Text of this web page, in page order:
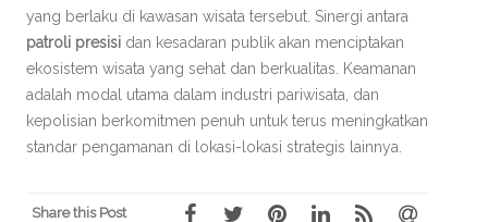
yang berlaku di kawasan wisata tersebut. Sinergi antara
patroli presisi dan kesadaran publik akan menciptakan
ekosistem wisata yang sehat dan berkualitas. Keamanan
adalah modal utama dalam industri pariwisata, dan
kepolisian berkomitmen penuh untuk terus meningkatkan
standar pengamanan di lokasi-lokasi strategis lainnya.
Share this Post